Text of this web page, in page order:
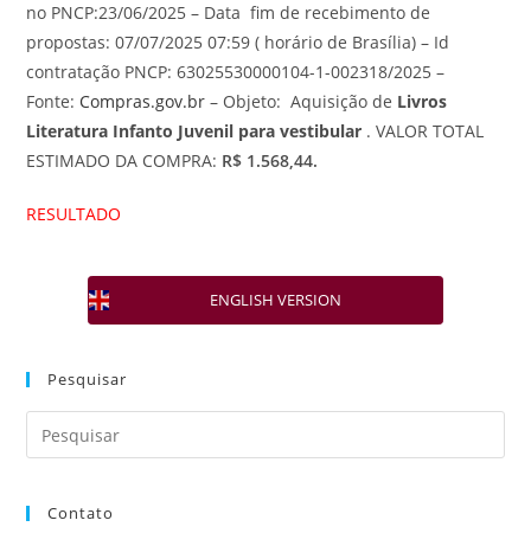
no PNCP:23/06/2025 – Data fim de recebimento de
propostas: 07/07/2025 07:59 ( horário de Brasília) – Id
contratação PNCP: 63025530000104-1-002318/2025 –
Fonte: Compras.gov.br – Objeto: Aquisição de Livros
Literatura Infanto Juvenil para vestibular . VALOR TOTAL
ESTIMADO DA COMPRA: R$ 1.568,44.
RESULTADO
ENGLISH VERSION
Pesquisar
Contato